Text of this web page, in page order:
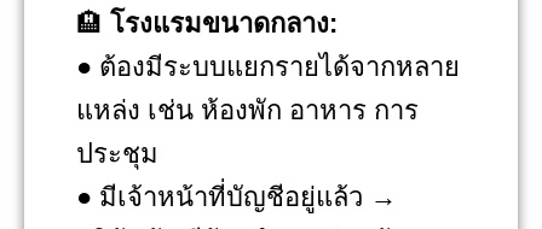
🏨 โรงแรมขนาดกลาง:
● ต้องมีระบบแยกรายได้จากหลาย
แหล่ง เช่น ห้องพัก อาหาร การ
ประชุม
● มีเจ้าหน้าที่บัญชีอยู่แล้ว →